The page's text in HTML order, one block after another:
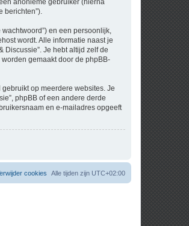
berichten”).
en een persoonlijk,
wordt. Alle informatie naast je
Discussie”. Je hebt altijd zelf de
gemaakt door de phpBB-
op meerdere websites. Je
phpBB of een andere derde
en e-mailadres opgeeft
Alle tijden zijn UTC+02:00
cookies